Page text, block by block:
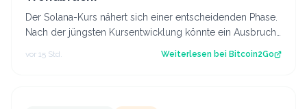
Der Solana-Kurs nähert sich einer entscheidenden Phase.
Nach der jüngsten Kursentwicklung könnte ein Ausbruch
vor 15 Std. Weiterlesen bei Bitcoin2Go